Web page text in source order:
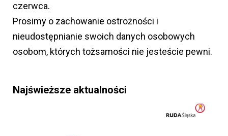
czerwca.
Prosimy o zachowanie ostrożności i
nieudostępnianie swoich danych osobowych
osobom, których tożsamości nie jesteście pewni.
Najświeższe aktualności